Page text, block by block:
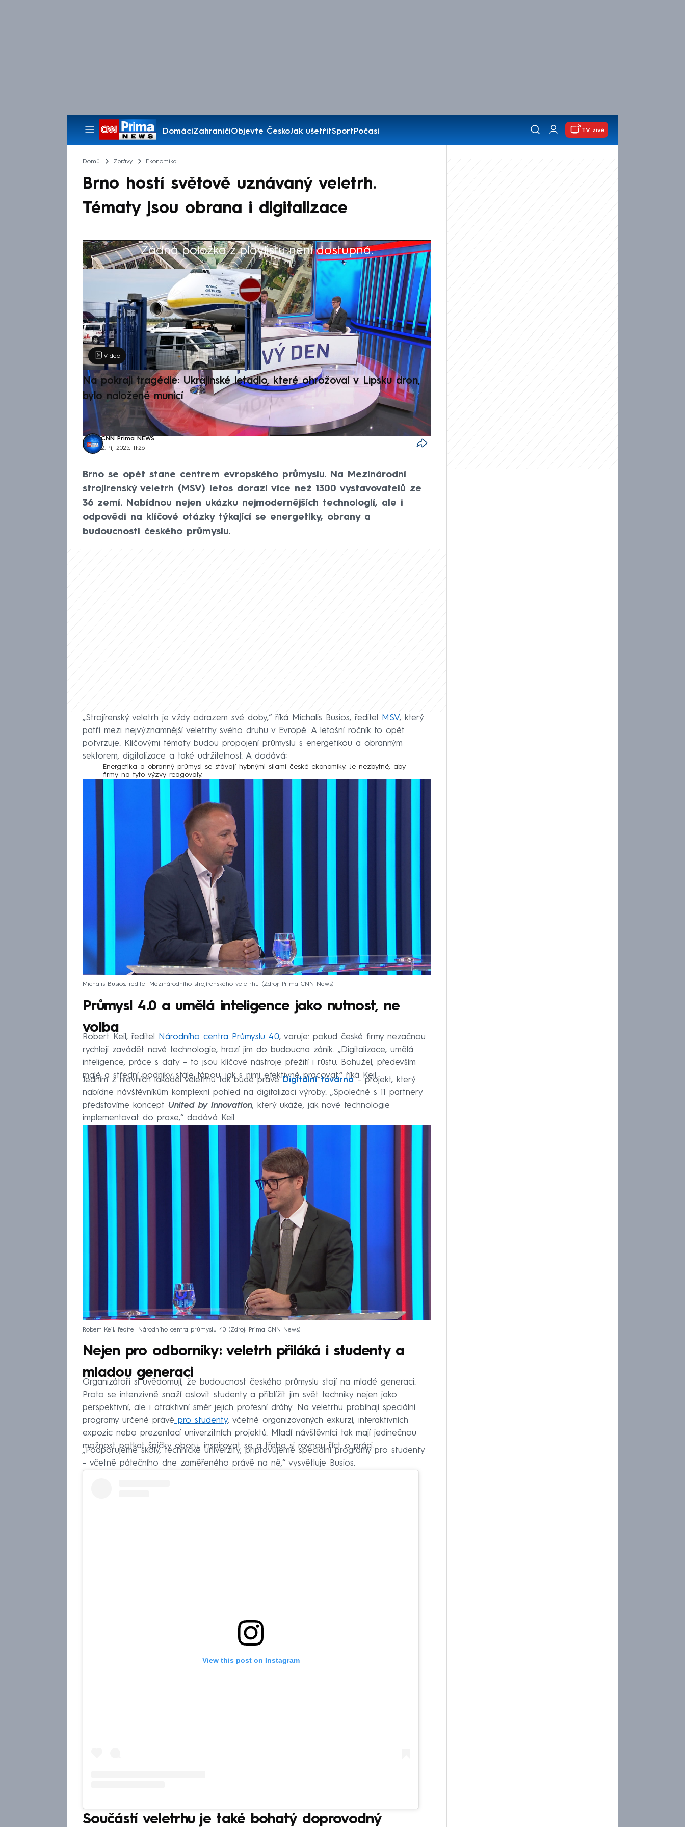
DomácíZahraničíObjevte ČeskoJak ušetřitSportPočasí
Pořady
TV živě
Domů Zprávy Ekonomika
Brno hostí světově uznávaný veletrh.
Tématy jsou obrana i digitalizace
Žádná položka z playlistu není dostupná.
Výběr redakce
Video
Na pokraji tragédie: Ukrajinské letadlo, které ohrožoval v Lipsku dron,
bylo naložené municí
CNN Prima NEWS
2. říj 2025, 11:26
Brno se opět stane centrem evropského průmyslu. Na Mezinárodní
strojírenský veletrh (MSV) letos dorazí více než 1300 vystavovatelů ze
36 zemí. Nabídnou nejen ukázku nejmodernějších technologií, ale i
odpovědi na klíčové otázky týkající se energetiky, obrany a
budoucnosti českého průmyslu.
„Strojírenský veletrh je vždy odrazem své doby,“ říká Michalis Busios, ředitel MSV, který
patří mezi nejvýznamnější veletrhy svého druhu v Evropě. A letošní ročník to opět
potvrzuje. Klíčovými tématy budou propojení průmyslu s energetikou a obranným
sektorem, digitalizace a také udržitelnost. A dodává:
Energetika a obranný průmysl se stávají hybnými silami české ekonomiky. Je nezbytné, aby
firmy na tyto výzvy reagovaly.
Michalis Busios, ředitel Mezinárodního strojírenského veletrhu Zdroj: Prima CNN News
Průmysl 4.0 a umělá inteligence jako nutnost, ne
volba
Robert Keil, ředitel Národního centra Průmyslu 4.0, varuje: pokud české firmy nezačnou
rychleji zavádět nové technologie, hrozí jim do budoucna zánik. „Digitalizace, umělá
inteligence, práce s daty – to jsou klíčové nástroje přežití i růstu. Bohužel, především
malé a střední podniky stále tápou, jak s nimi efektivně pracovat,“ říká Keil.
Jedním z hlavních lákadel veletrhu tak bude právě Digitální továrna– projekt, který
nabídne návštěvníkům komplexní pohled na digitalizaci výroby. „Společně s 11 partnery
představíme koncept United by Innovation, který ukáže, jak nové technologie
implementovat do praxe,“ dodává Keil.
Robert Keil, ředitel Národního centra průmyslu 40 Zdroj: Prima CNN News
Nejen pro odborníky: veletrh přiláká i studenty a
mladou generaci
Organizátoři si uvědomují, že budoucnost českého průmyslu stojí na mladé generaci.
Proto se intenzivně snaží oslovit studenty a přiblížit jim svět techniky nejen jako
perspektivní, ale i atraktivní směr jejich profesní dráhy. Na veletrhu probíhají speciální
programy určené právě pro studenty, včetně organizovaných exkurzí, interaktivních
expozic nebo prezentací univerzitních projektů. Mladí návštěvníci tak mají jedinečnou
možnost potkat špičky oboru, inspirovat se a třeba si rovnou říct o práci.
„Podporujeme školy, technické univerzity, připravujeme speciální programy pro studenty
– včetně pátečního dne zaměřeného právě na ně,“ vysvětluje Busios.
View this post on Instagram
Součástí veletrhu je také bohatý doprovodný